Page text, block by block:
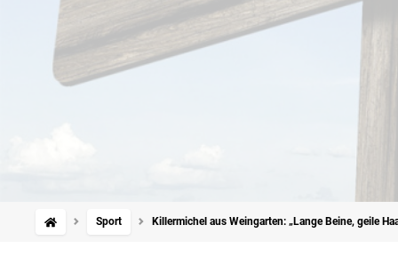
Sport Killermichel aus Weingarten: „Lange Beine, geile